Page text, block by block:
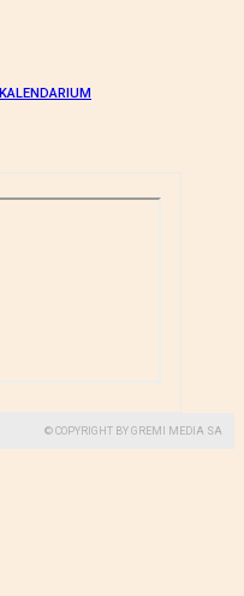
KALENDARIUM
© COPYRIGHT BY GREMI MEDIA SA